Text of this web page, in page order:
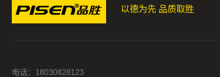
以德为先 品质取胜
电话： 18030828123